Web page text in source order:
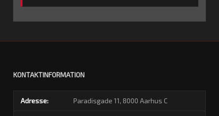
KONTAKTINFORMATION
Adresse: Paradisgade 11, 8000 Aarhus C